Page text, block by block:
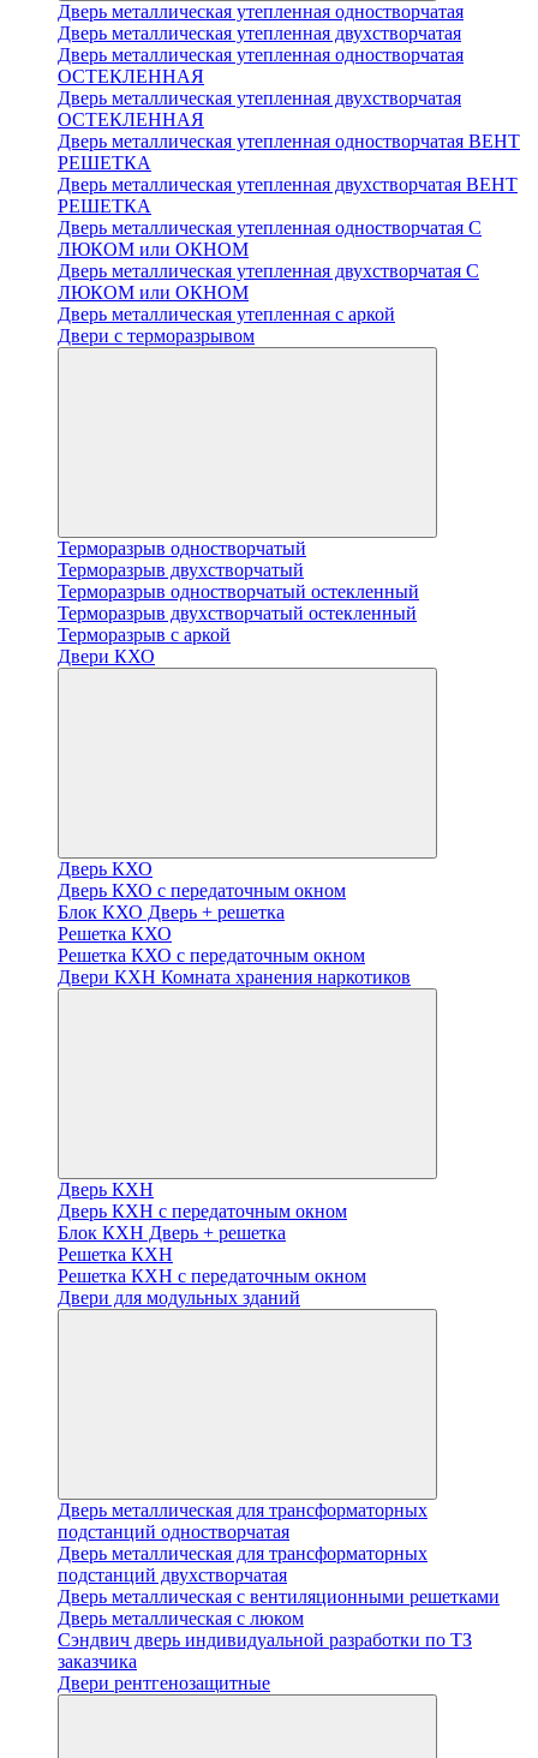
Дверь металлическая утепленная одностворчатая
Дверь металлическая утепленная двухстворчатая
Дверь металлическая утепленная одностворчатая
ОСТЕКЛЕННАЯ
Дверь металлическая утепленная двухстворчатая
ОСТЕКЛЕННАЯ
Дверь металлическая утепленная одностворчатая ВЕНТ
РЕШЕТКА
Дверь металлическая утепленная двухстворчатая ВЕНТ
РЕШЕТКА
Дверь металлическая утепленная одностворчатая С
ЛЮКОМ или ОКНОМ
Дверь металлическая утепленная двухстворчатая С
ЛЮКОМ или ОКНОМ
Дверь металлическая утепленная с аркой
Двери с терморазрывом
Терморазрыв одностворчатый
Терморазрыв двухстворчатый
Терморазрыв одностворчатый остекленный
Терморазрыв двухстворчатый остекленный
Терморазрыв с аркой
Двери КХО
Дверь КХО
Дверь КХО с передаточным окном
Блок КХО Дверь + решетка
Решетка КХО
Решетка КХО с передаточным окном
Двери КХН Комната хранения наркотиков
Дверь КХН
Дверь КХН с передаточным окном
Блок КХН Дверь + решетка
Решетка КХН
Решетка КХН с передаточным окном
Двери для модульных зданий
Дверь металлическая для трансформаторных
подстанций одностворчатая
Дверь металлическая для трансформаторных
подстанций двухстворчатая
Дверь металлическая с вентиляционными решетками
Дверь металлическая с люком
Cэндвич дверь индивидуальной разработки по ТЗ
заказчика
Двери рентгенозащитные